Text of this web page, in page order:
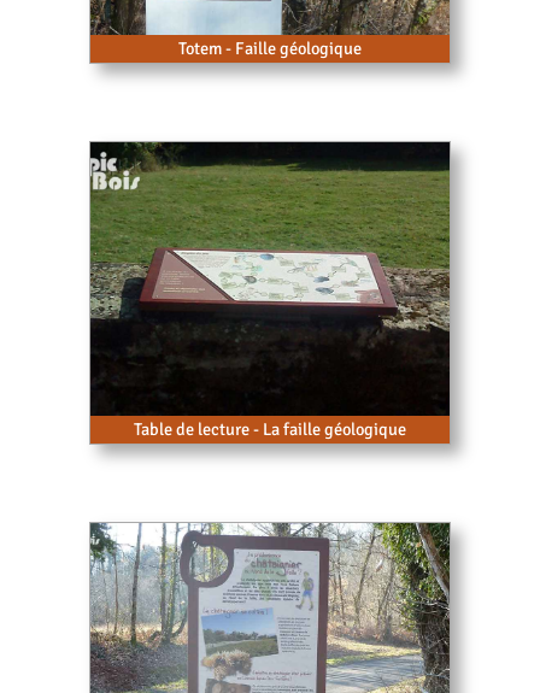
Totem - Faille géologique
Table de lecture - La faille géologique